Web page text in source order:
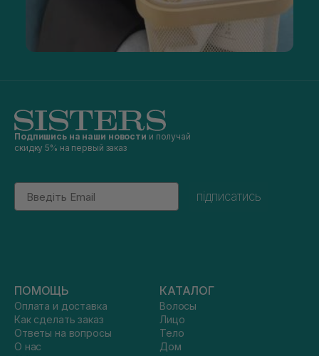
Подпишись на наши новости и получай
скидку 5% на первый заказ
Email
підписатись
ПОМОЩЬ
Оплата и доставка
Как сделать заказ
Ответы на вопросы
О нас
КАТАЛОГ
Волосы
Лицо
Тело
Дом